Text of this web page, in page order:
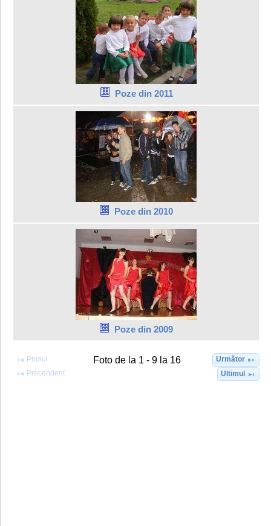
Poze din 2011
Poze din 2010
Poze din 2009
Primul
Precendent
Foto de la 1 - 9 la 16
Următor
Ultimul